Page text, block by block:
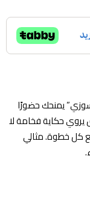
يمنحك حضورًا
يروي حكاية فخامة لا
كل خطوة. مثالي